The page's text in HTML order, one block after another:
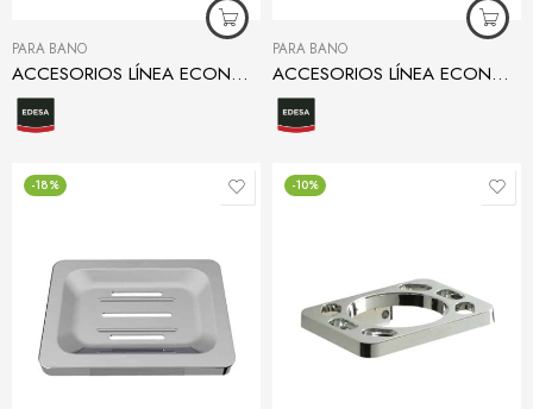
PARA BAÑO
ACCESORIOS LÍNEA ECONÓMICA ARO TOALLERO
PARA BAÑO
ACCESORIOS LÍNEA ECONÓMICA GANCHO
-18% -10%